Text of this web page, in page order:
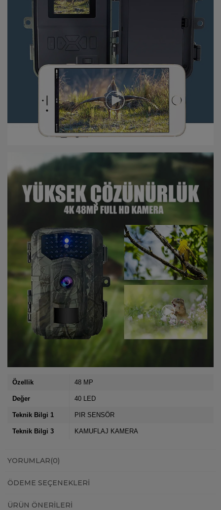
Özellik 48 MP
Değer 40 LED
Teknik Bilgi 1 PIR SENSÖR
Teknik Bilgi 3 KAMUFLAJ KAMERA
YORUMLAR(0)
ÖDEME SEÇENEKLERI
ÜRÜN ÖNERILERI